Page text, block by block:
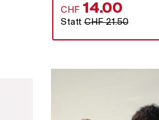
CHF 14.00
StattCHF 21.50